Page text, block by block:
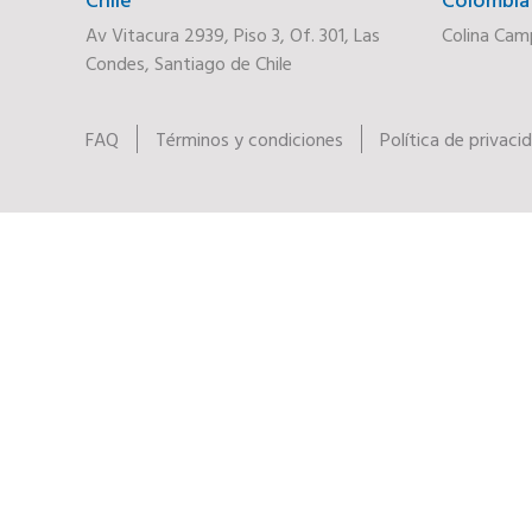
Av Vitacura 2939, Piso 3, Of. 301, Las
Condes, Santiago de Chile
Colina
FAQ Términos y condiciones Política de